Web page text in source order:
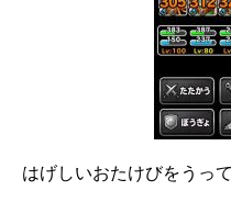
はげしいおたけびをうっ